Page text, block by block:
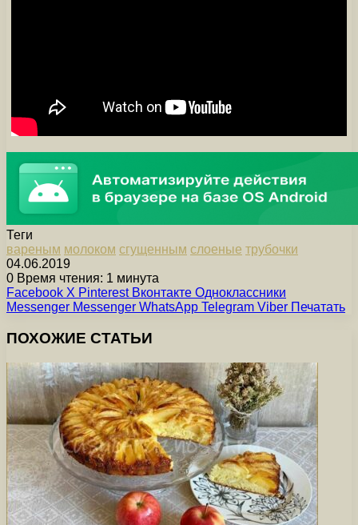
Теги
вареным молоком сгущенным слоеные трубочки
04.06.2019
0 Время чтения: 1 минута
Facebook X Pinterest Вконтакте Одноклассники
Messenger Messenger WhatsApp Telegram Viber Печатать
ПОХОЖИЕ СТАТЬИ